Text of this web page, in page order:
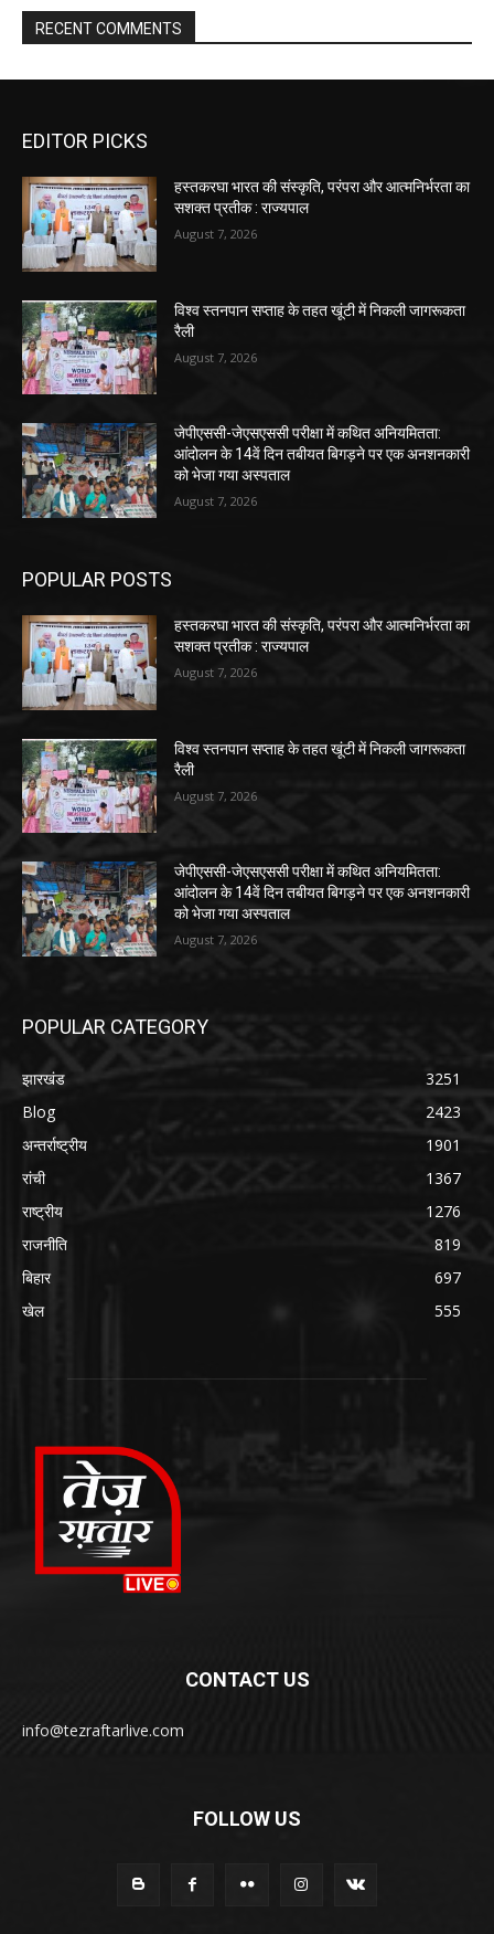
RECENT COMMENTS
EDITOR PICKS
हस्तकरघा भारत की संस्कृति, परंपरा और आत्मनिर्भरता का
सशक्त प्रतीक : राज्यपाल
August 7, 2026
विश्व स्तनपान सप्ताह के तहत खूंटी में निकली जागरूकता
रैली
August 7, 2026
जेपीएससी-जेएसएससी परीक्षा में कथित अनियमितता:
आंदोलन के 14वें दिन तबीयत बिगड़ने पर एक अनशनकारी
को भेजा गया अस्पताल
August 7, 2026
POPULAR POSTS
हस्तकरघा भारत की संस्कृति, परंपरा और आत्मनिर्भरता का
सशक्त प्रतीक : राज्यपाल
August 7, 2026
विश्व स्तनपान सप्ताह के तहत खूंटी में निकली जागरूकता
रैली
August 7, 2026
जेपीएससी-जेएसएससी परीक्षा में कथित अनियमितता:
आंदोलन के 14वें दिन तबीयत बिगड़ने पर एक अनशनकारी
को भेजा गया अस्पताल
August 7, 2026
POPULAR CATEGORY
झारखंड
3251
Blog
2423
अन्तर्राष्ट्रीय
1901
रांची
1367
राष्ट्रीय
1276
राजनीति
819
बिहार
697
खेल
555
CONTACT US
info@tezraftarlive.com
FOLLOW US